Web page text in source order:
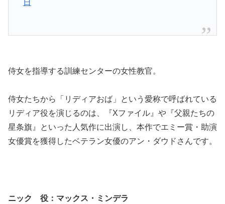
日
侍女を指導する訓練センターの女性教官。
侍女たちから「リディアおば」という愛称で呼ばれている
リディア役を演じるのは、『Xファイル』や『父親たちの
星条旗』といった人気作に出演し、本作でエミー賞・助演
女優賞を獲得したベテラン女優のアン・ダウドさんです。
ニック 役： マックス・ミンデラ